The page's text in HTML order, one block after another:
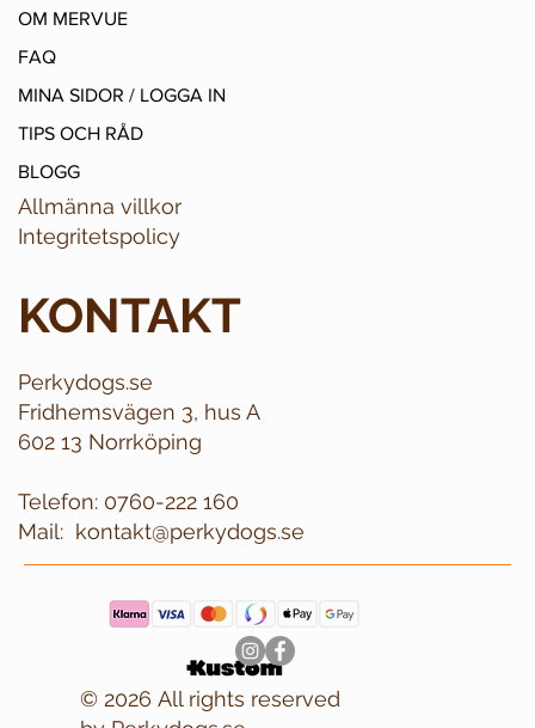
OM MERVUE
FAQ
MINA SIDOR / LOGGA IN
TIPS OCH RÅD
BLOGG
Allmänna villkor
Integritetspolicy
KONTAKT
Perkydogs.se
Fridhemsvägen 3, hus A
602 13 Norrköping
Telefon: 0760-222 160
kontakt@perkydogs.se
Mail:
© 2026 All rights reserved